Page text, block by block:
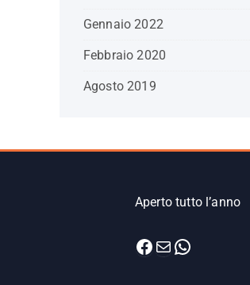
Gennaio 2022
Febbraio 2020
Agosto 2019
Aperto tutto l’anno
Facebook
EmailWhatsApp